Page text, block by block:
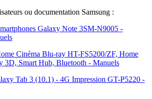
ou documentation Samsung :
Galaxy Note 3SM-N9005 -
Cinéma Blu-ray HT-FS5200/ZF, Home
3D, Smart Hub, Bluetooth - Manuels
Tab 3 (10.1) - 4G Impression GT-P5220 -